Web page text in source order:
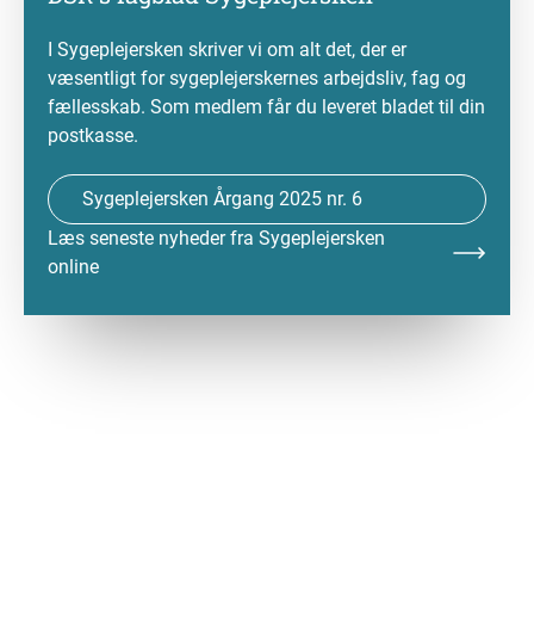
I Sygeplejersken skriver vi om alt det, der er
væsentligt for sygeplejerskernes arbejdsliv, fag og
fællesskab. Som medlem får du leveret bladet til din
postkasse.
Sygeplejersken Årgang 2025 nr. 6
Læs seneste nyheder fra Sygeplejersken
online